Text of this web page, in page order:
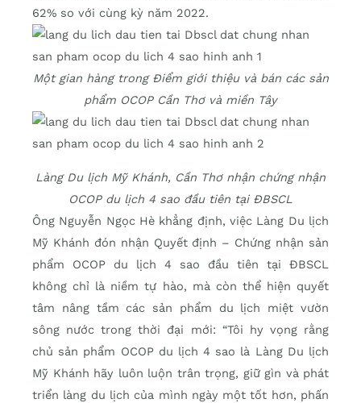
62% so với cùng kỳ năm 2022.
Một gian hàng trong Điểm giới thiệu và bán các sản
phẩm OCOP Cần Thơ và miền Tây
Làng Du lịch Mỹ Khánh, Cần Thơ nhận chứng nhận
OCOP du lịch 4 sao đầu tiên tại ĐBSCL
Ông Nguyễn Ngọc Hè khẳng định, việc Làng Du lịch
Mỹ Khánh đón nhận Quyết định – Chứng nhận sản
phẩm OCOP du lịch 4 sao đầu tiên tại ĐBSCL
không chỉ là niềm tự hào, mà còn thể hiện quyết
tâm nâng tầm các sản phẩm du lịch miệt vườn
sông nước trong thời đại mới: “Tôi hy vọng rằng
chủ sản phẩm OCOP du lịch 4 sao là Làng Du lịch
Mỹ Khánh hãy luôn luộn trân trọng, giữ gìn và phát
triển làng du lịch của mình ngày một tốt hơn, phấn